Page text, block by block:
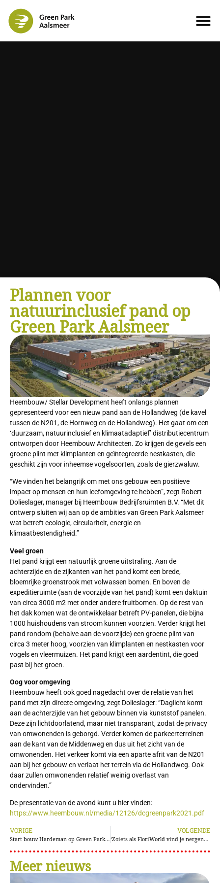
Plannen voor
natuurinclusief pand op
Green Park Aalsmeer
Heembouw/ Stellar Development heeft onlangs plannen
gepresenteerd voor een nieuw pand aan de Hollandweg (de kavel
tussen de N201, de Hornweg en de Hollandweg). Het gaat om een
‘duurzaam, natuurinclusief en klimaatadaptief’ distributiecentrum
ontworpen door Heembouw Architecten. Zo krijgen de gevels een
groene plint met klimplanten en geïntegreerde nestkasten, die
geschikt zijn voor inheemse vogelsoorten, zoals de gierzwaluw.
“We vinden het belangrijk om met ons gebouw een positieve
impact op mensen en hun leefomgeving te hebben”, zegt Robert
Dolieslager, manager bij Heembouw Bedrijfsruimten B.V. “Met dit
ontwerp sluiten wij aan op de ambities van Green Park Aalsmeer
wat betreft ecologie, circulariteit, energie en
klimaatbestendigheid.”
Veel groen
Het pand krijgt een natuurlijk groene uitstraling. Aan de
achterzijde en de zijkanten van het pand komt een brede,
bloemrijke groenstrook met volwassen bomen. En boven de
expeditieruimte (aan de voorzijde van het pand) komt een daktuin
van circa 3000 m2 met onder andere fruitbomen. Op de rest van
het dak komen wat de ontwikkelaar betreft PV-panelen, die bijna
1000 huishoudens van stroom kunnen voorzien. Verder krijgt het
pand rondom (behalve aan de voorzijde) een groene plint van
circa 3 meter hoog, voorzien van klimplanten en nestkasten voor
vogels en vleermuizen. Het pand krijgt een aardentint, die goed
past bij het groen.
Oog voor omgeving
Heembouw heeft ook goed nagedacht over de relatie van het
pand met zijn directe omgeving, zegt Dolieslager: “Daglicht komt
aan de achterzijde van het gebouw binnen via kunststof panelen.
Deze zijn lichtdoorlatend, maar niet transparant, zodat de privacy
van omwonenden is geborgd. Verder komen de parkeerterreinen
aan de kant van de Middenweg en dus uit het zicht van de
omwonenden. Het verkeer komt via een aparte afrit van de N201
aan bij het gebouw en verlaat het terrein via de Hollandweg. Ook
daar zullen omwonenden relatief weinig overlast van
ondervinden.”
De presentatie van de avond kunt u hier vinden:
https://www.heembouw.nl/media/12126/dcgreenpark2021.pdf
VORIGE
Start bouw Hardeman op Green Park Aalsmeer
VOLGENDE
‘Zoiets als FloriWorld vind je nergens op de wereld’
Meer nieuws